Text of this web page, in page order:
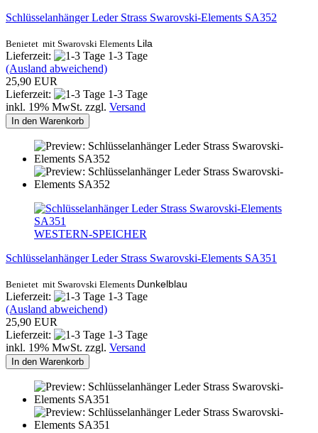
Schlüsselanhänger Leder Strass Swarovski-Elements SA352
Benietet mit Swarovski Elements Lila
Lieferzeit:
1-3 Tage
(Ausland abweichend)
25,90 EUR
Lieferzeit:
1-3 Tage
inkl. 19% MwSt. zzgl. Versand
In den Warenkorb
WESTERN-SPEICHER
Schlüsselanhänger Leder Strass Swarovski-Elements SA351
Benietet mit Swarovski Elements Dunkelblau
Lieferzeit:
1-3 Tage
(Ausland abweichend)
25,90 EUR
Lieferzeit:
1-3 Tage
inkl. 19% MwSt. zzgl. Versand
In den Warenkorb